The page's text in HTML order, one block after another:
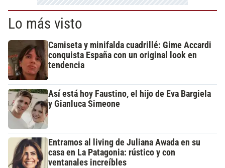
Lo más visto
Camiseta y minifalda cuadrillé: Gime Accardi
conquista España con un original look en
tendencia
Así está hoy Faustino, el hijo de Eva Bargiela
y Gianluca Simeone
Entramos al living de Juliana Awada en su
casa en La Patagonia: rústico y con
ventanales increíbles